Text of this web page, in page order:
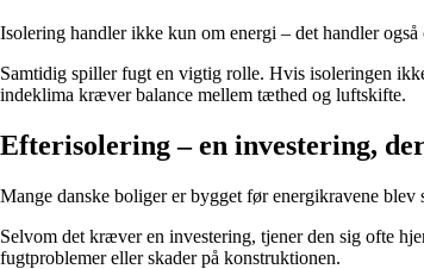
Isolering handler ikke kun om energi – det handler
Samtidig spiller fugt en vigtig rolle. Hvis isoleringen
indeklima kræver balance mellem tæthed og luftskifte.
Efterisolering – en investering,
Mange danske boliger er bygget før energikravene
Selvom det kræver en investering, tjener den sig ofte
fugtproblemer eller skader på konstruktionen.